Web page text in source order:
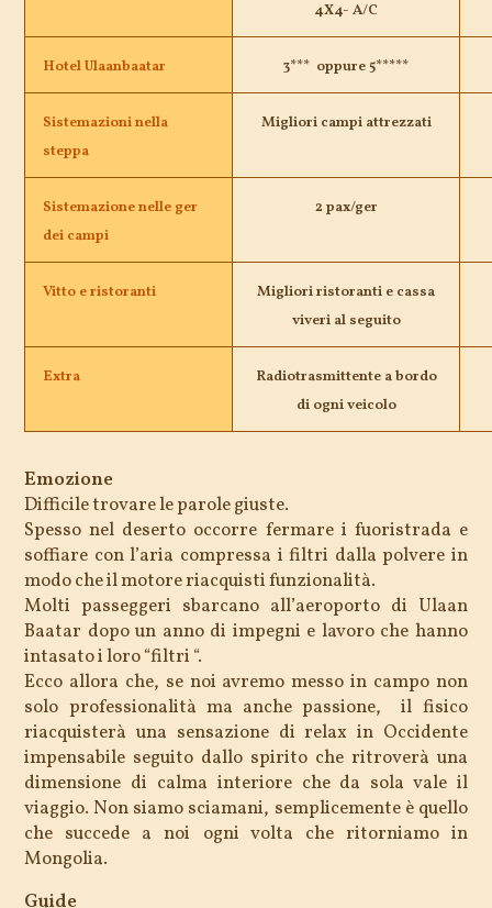
4X4- A/C
Hotel Ulaanbaatar 3*** oppure 5*****
Sistemazioni nella
steppa
Migliori campi attrezzati
Sistemazione nelle ger
dei campi
2 pax/ger
Vitto e ristoranti
Migliori ristoranti e cassa
viveri al seguito
Extra
Radiotrasmittente a bordo
di ogni veicolo
Emozione
Difficile trovare le parole giuste.
Spesso nel deserto occorre fermare i fuoristrada e
soffiare con l’aria compressa i filtri dalla polvere in
modo che il motore riacquisti funzionalità.
Molti passeggeri sbarcano all’aeroporto di Ulaan
Baatar dopo un anno di impegni e lavoro che hanno
intasato i loro “filtri “.
Ecco allora che, se noi avremo messo in campo non
solo professionalità ma anche passione, il fisico
riacquisterà una sensazione di relax in Occidente
impensabile seguito dallo spirito che ritroverà una
dimensione di calma interiore che da sola vale il
viaggio. Non siamo sciamani, semplicemente è quello
che succede a noi ogni volta che ritorniamo in
Mongolia.
Guide